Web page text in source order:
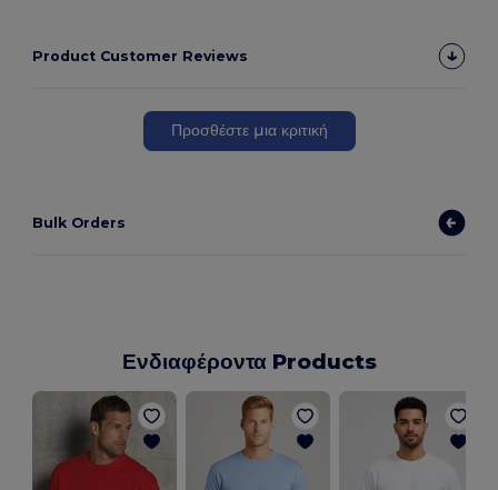
Product Customer Reviews
Προσθέστε μια κριτική
Bulk Orders
Ενδιαφέροντα Products